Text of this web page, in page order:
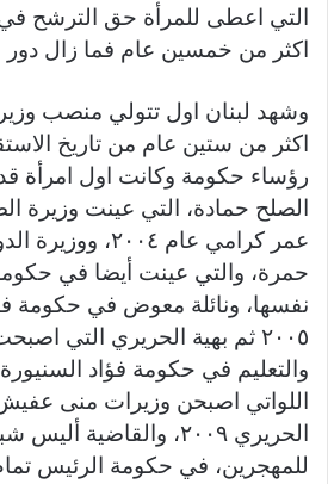
اكثر من خمسين عام فما زال دور
وشهد لبنان اول تتولي منصب
اكثر من ستين عام من تاريخ
رؤساء حكومة وكانت اول امرأة
الصلح حمادة، التي عينت وزيرة
عمر كرامي عام
حمرة، والتي عينت أيضا في
نفسها، ونائلة معوض في حكومة
٢٠٠٥ ثم بهية الحريري التي
اللواتي اصبحن وزيرات منى
الحريري ٢٠٠٩، والقاضية
للمهجرين، في حكومة الرئيس